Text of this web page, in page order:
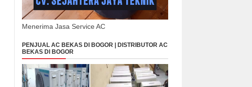
Menerima Jasa Service AC
PENJUAL AC BEKAS DI BOGOR | DISTRIBUTOR AC
BEKAS DI BOGOR